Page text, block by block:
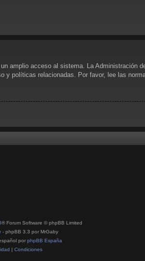
amplio acceso al sistema. La Administración
políticas relacionadas. Por favor, lee las
® Forum Software © phpBB Limited
- phpBB 3.3 por MrGaby
por phpBB España
| Condiciones